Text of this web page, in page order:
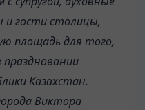
гости столицы,
площадь для того,
Казахстан.
Виктора